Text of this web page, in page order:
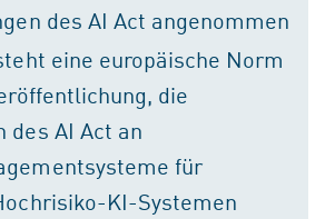
des AI Act angenommen
eine europäische Norm
die
des AI Act an
für
KI-Systemen